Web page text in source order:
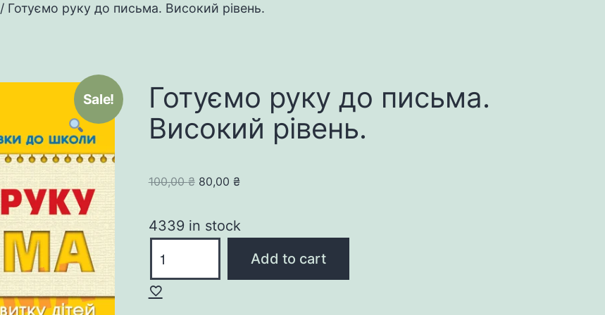
/ Готуємо руку до письма. Високий рівень.
Sale!
Готуємо руку до письма.
Високий рівень.
100,00₴ Original
was:
100,00 ₴.
80,00 ₴Current
80,00 ₴.
4339 in stock
руку
до
Add to cart